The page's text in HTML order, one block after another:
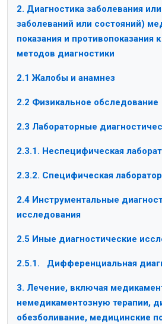
2. Диагностика заболевания
заболеваний или состояний)
показания и противопоказания
методов диагностики
2.1 Жалобы и анамнез
2.2 Физикальное обследование
2.3 Лабораторные
2.3.1. Неспецифическая
2.3.2. Специфическая
2.4 Инструментальные
исследования
2.5 Иные диагностические
2.5.1. Дифференциальная
3. Лечение, включая
немедикаментозную терапии,
обезболивание, медицинские